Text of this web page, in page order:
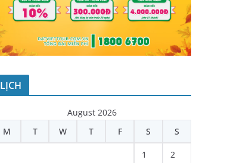
LỊCH
August 2026
M
T W T F S S
1 2